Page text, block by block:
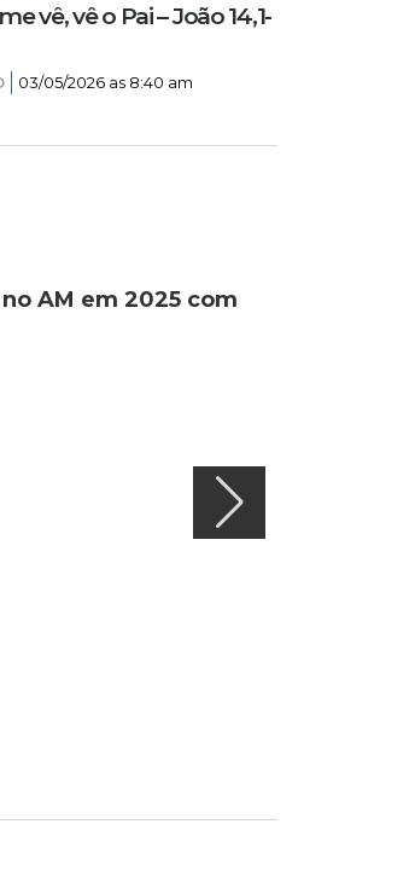
vê, vê o Pai – João 14,1-
03/05/2026 as 8:40 am
AM em 2025 com